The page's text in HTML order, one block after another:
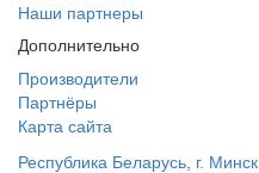
Наши партнеры
Дополнительно
Производители
Партнёры
Карта сайта
Республика Беларусь, г. Минск